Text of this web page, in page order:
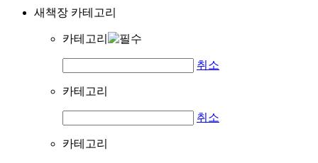
새책장 카테고리
카테고리
취소
카테고리
취소
카테고리